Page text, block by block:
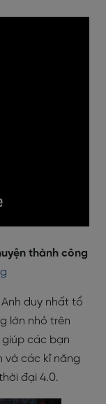
thành công
duy nhất tổ
lớn nhỏ trên
giúp các bạn
và các kĩ năng
đại 4.0.